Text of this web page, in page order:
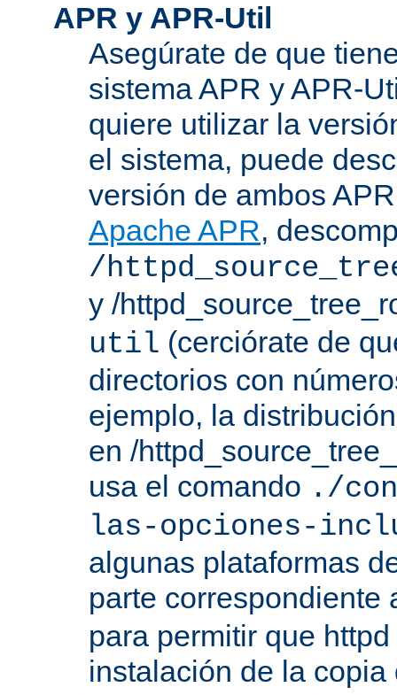
APR y APR-Util
Asegúrate de que
sistema APR y APR-
quiere utilizar la
el sistema, puede
versión de ambos
Apache APR,
/
y /
util (cerciórate de
directorios con
ejemplo, la
en /
usa el comando ./
las-opciones-
algunas plataformas
parte
para permitir que
instalación de la